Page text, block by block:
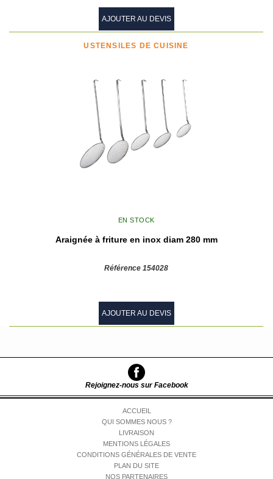
AJOUTER AU DEVIS
USTENSILES DE CUISINE
EN STOCK
Araignée à friture en inox diam 280 mm
Référence 154028
AJOUTER AU DEVIS
Rejoignez-nous sur Facebook
ACCUEIL
QUI SOMMES NOUS ?
LIVRAISON
MENTIONS LÉGALES
CONDITIONS GÉNÉRALES DE VENTE
PLAN DU SITE
NOS PARTENAIRES